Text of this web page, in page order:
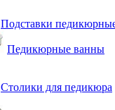
Подставки
Педикюрные ванны
Столики для педикюра